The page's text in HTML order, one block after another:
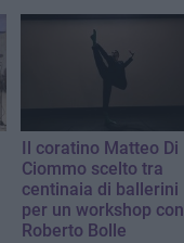
Il coratino Matteo Di
Ciommo scelto tra
centinaia di ballerini
per un workshop con
Roberto Bolle